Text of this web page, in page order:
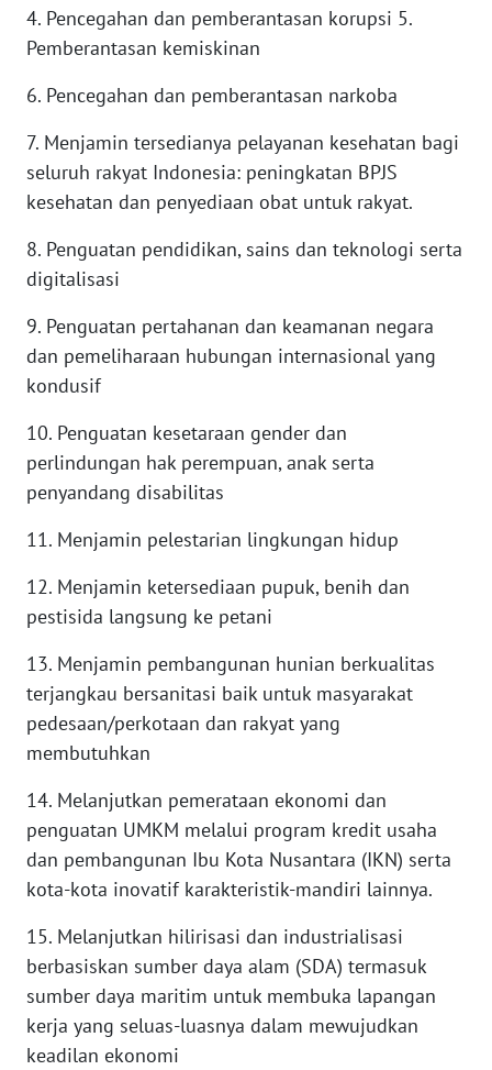
4. Pencegahan dan pemberantasan korupsi 5.
Pemberantasan kemiskinan
6. Pencegahan dan pemberantasan narkoba
7. Menjamin tersedianya pelayanan kesehatan bagi
seluruh rakyat Indonesia: peningkatan BPJS
kesehatan dan penyediaan obat untuk rakyat.
8. Penguatan pendidikan, sains dan teknologi serta
digitalisasi
9. Penguatan pertahanan dan keamanan negara
dan pemeliharaan hubungan internasional yang
kondusif
10. Penguatan kesetaraan gender dan
perlindungan hak perempuan, anak serta
penyandang disabilitas
11. Menjamin pelestarian lingkungan hidup
12. Menjamin ketersediaan pupuk, benih dan
pestisida langsung ke petani
13. Menjamin pembangunan hunian berkualitas
terjangkau bersanitasi baik untuk masyarakat
pedesaan/perkotaan dan rakyat yang
membutuhkan
14. Melanjutkan pemerataan ekonomi dan
penguatan UMKM melalui program kredit usaha
dan pembangunan Ibu Kota Nusantara (IKN) serta
kota-kota inovatif karakteristik-mandiri lainnya.
15. Melanjutkan hilirisasi dan industrialisasi
berbasiskan sumber daya alam (SDA) termasuk
sumber daya maritim untuk membuka lapangan
kerja yang seluas-luasnya dalam mewujudkan
keadilan ekonomi
WN
LABUHANBATU
TAPANULI
TENGAH
SERDANG
TEBING
PAKPAK
WN
KARAWANG
BEKASI
BOGOR
WN
DEPOK
WN
TAPANULI
UTARA
SAMOSIR
WN
PADANG
LAWAS